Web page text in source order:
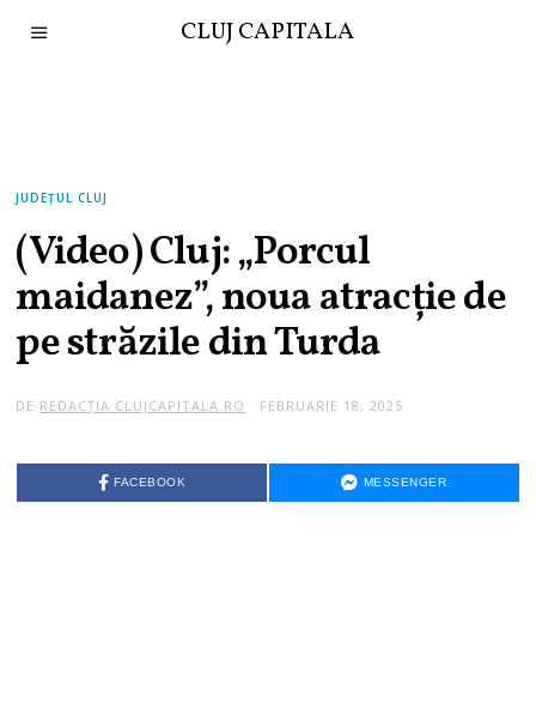
CLUJ CAPITALA
JUDEȚUL CLUJ
(Video) Cluj: „Porcul
maidanez”, noua atracție de
pe străzile din Turda
DE REDACȚIA CLUJCAPITALA.RO FEBRUARIE 18, 2025
FACEBOOK MESSENGER